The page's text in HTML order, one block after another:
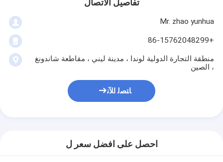
تفاصيل الاتصال
Mr. zhao yunhua
+86-15762048299
منطقة التجارة الدولية لوندا ، مدينة ليني ، مقاطعة شاندونغ
، الصين
ﺎﺘﺼﻟ ﺍﻶﻧ
احصل على افضل سعر ل